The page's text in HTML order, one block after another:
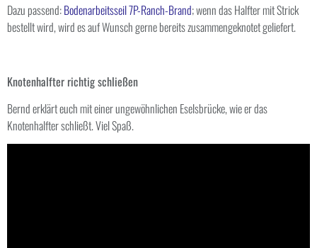
Dazu passend:Bodenarbeitsseil 7P-Ranch-Brand; wenn das Halfter mit Strick
bestellt wird, wird es auf Wunsch gerne bereits zusammengeknotet geliefert.
Knotenhalfter richtig schließen
Bernd erklärt euch mit einer ungewöhnlichen Eselsbrücke, wie er das
Knotenhalfter schließt. Viel Spaß.